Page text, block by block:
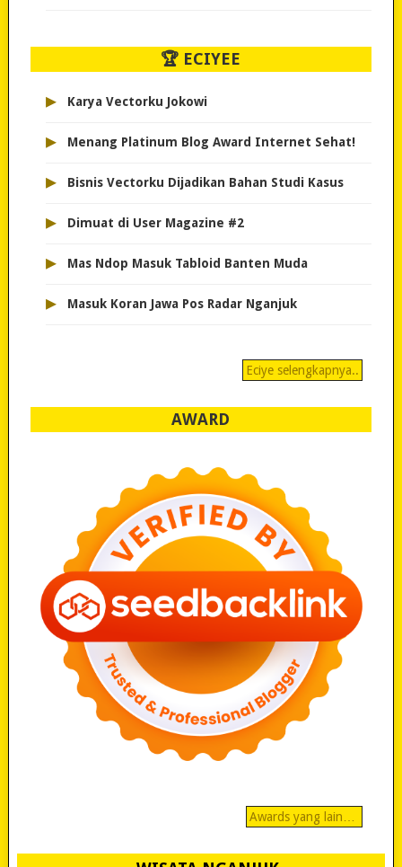
🏆 ECIYEE
▸ Karya Vectorku Jokowi
▸ Menang Platinum Blog Award Internet Sehat!
▸ Bisnis Vectorku Dijadikan Bahan Studi Kasus
▸ Dimuat di User Magazine #2
▸ Mas Ndop Masuk Tabloid Banten Muda
▸ Masuk Koran Jawa Pos Radar Nganjuk
Eciye selengkapnya..
AWARD
Awards yang lain…